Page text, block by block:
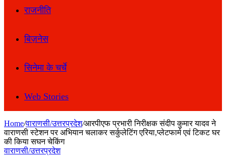
राजनीति
बिज़नेस
सिनेमा के चर्चे
Web Stories
Home/वाराणसी/उत्तरप्रदेश/आरपीएफ प्रभारी निरीक्षक संदीप कुमार यादव ने
वाराणसी स्टेशन पर अभियान चलाकर सर्कुलेटिंग एरिया,प्लेटफार्म एवं टिकट घर
की किया सघन चेकिंग
वाराणसी/उत्तरप्रदेश